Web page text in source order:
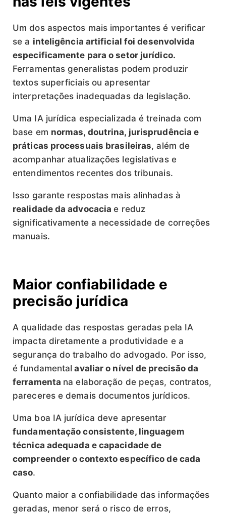
Um dos aspectos mais importantes é verificar
se a inteligência artificial foi desenvolvida
especificamente para o setor jurídico.
Ferramentas generalistas podem produzir
textos superficiais ou apresentar
interpretações inadequadas da legislação.
Uma IA jurídica especializada é treinada com
base em normas, doutrina, jurisprudência e
práticas processuais brasileiras, além de
acompanhar atualizações legislativas e
entendimentos recentes dos tribunais.
Isso garante respostas mais alinhadas à
realidade da advocaciae reduz
significativamente a necessidade de correções
manuais.
Maior confiabilidade e
precisão jurídica
A qualidade das respostas geradas pela IA
impacta diretamente a produtividade e a
segurança do trabalho do advogado. Por isso,
é fundamental avaliar o nível de precisão da
ferramenta na elaboração de peças, contratos,
pareceres e demais documentos jurídicos.
Uma boa IA jurídica deve apresentar
fundamentação consistente, linguagem
técnica adequada e capacidade de
compreender o contexto específico de cada
caso.
Quanto maior a confiabilidade das informações
geradas, menor será o risco de erros,